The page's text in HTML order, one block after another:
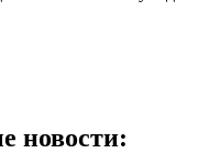
новости: